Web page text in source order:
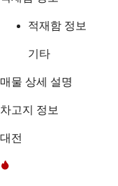
적재함 정보
기타
매물 상세 설명
차고지 정보
대전